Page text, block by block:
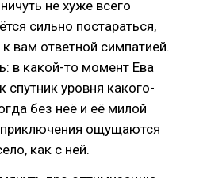
не хуже всего
сильно постараться,
вам ответной симпатией.
в какой-то момент Ева
уровня какого-
без неё и её милой
приключения ощущаются
как с ней.